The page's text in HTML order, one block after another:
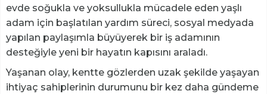
evde soğukla ve yoksullukla mücadele eden yaşlı
adam için başlatılan yardım süreci, sosyal medyada
yapılan paylaşımla büyüyerek bir iş adamının
desteğiyle yeni bir hayatın kapısını araladı.
Yaşanan olay, kentte gözlerden uzak şekilde yaşayan
ihtiyaç sahiplerinin durumunu bir kez daha gündeme